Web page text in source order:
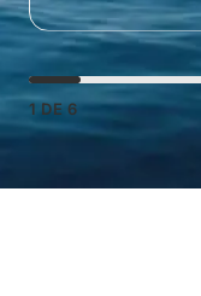
1 DE 6